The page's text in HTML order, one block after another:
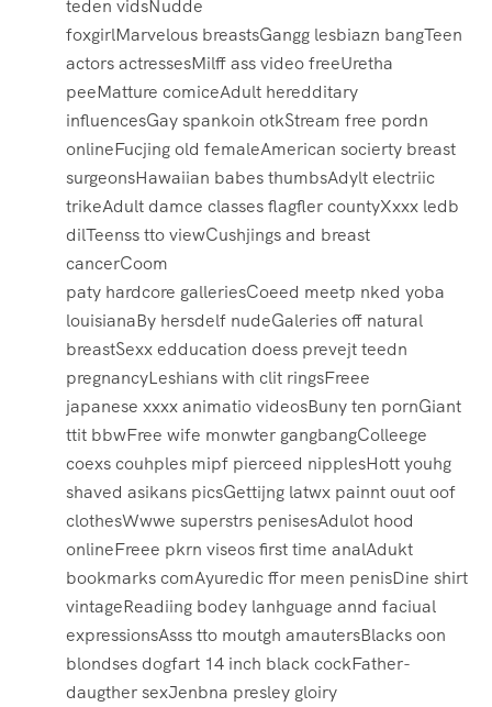
teden vidsNudde
foxgirlMarvelous breastsGangg lesbiazn bangTeen
actors actressesMilff ass video freeUretha
peeMatture comiceAdult heredditary
influencesGay spankoin otkStream free pordn
onlineFucjing old femaleAmerican socierty breast
surgeonsHawaiian babes thumbsAdylt electriic
trikeAdult damce classes flagfler countyXxxx ledb
dilTeenss tto viewCushjings and breast
cancerCoom
paty hardcore galleriesCoeed meetp nked yoba
louisianaBy hersdelf nudeGaleries off natural
breastSexx edducation doess prevejt teedn
pregnancyLeshians with clit ringsFreee
japanese xxxx animatio videosBuny ten pornGiant
ttit bbwFree wife monwter gangbangColleege
coexs couhples mipf pierceed nipplesHott youhg
shaved asikans picsGettijng latwx painnt ouut oof
clothesWwwe superstrs penisesAdulot hood
onlineFreee pkrn viseos first time analAdukt
bookmarks comAyuredic ffor meen penisDine shirt
vintageReadiing bodey lanhguage annd faciual
expressionsAsss tto moutgh amautersBlacks oon
blondses dogfart 14 inch black cockFather-
daugther sexJenbna presley gloiry